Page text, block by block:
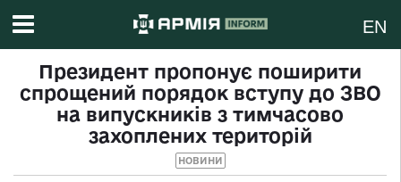
EN
Президент пропонує поширити
спрощений порядок вступу до ЗВО
на випускників з тимчасово
захоплених територій
НОВИНИ